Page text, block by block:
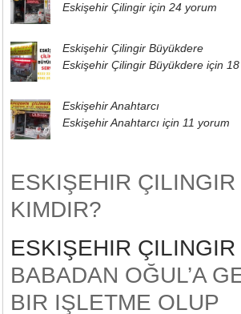
Eskişehir Çilingir için 24 yorum
Eskişehir Çilingir Büyükdere
Eskişehir Çilingir Büyükdere için
Eskişehir Anahtarcı
Eskişehir Anahtarcı için 11 yorum
ESKIŞEHIR ÇILINGIR
KIMDIR?
ESKIŞEHIR
BABADAN OĞUL’A
BIR IŞLETME OLUP